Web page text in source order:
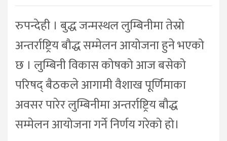
रुपन्देही । बुद्ध जन्मस्थल लुम्बिनीमा तेस्रो
अन्तर्राष्ट्रिय बौद्ध सम्मेलन आयोजना हुने भएको
छ । लुम्बिनी विकास कोषको आज बसेको
परिषद् बैठकले आगामी वैशाख पूर्णिमाका
अवसर पारेर लुम्बिनीमा अन्तर्राष्ट्रिय बौद्ध
सम्मेलन आयोजना गर्ने निर्णय गरेको हो।